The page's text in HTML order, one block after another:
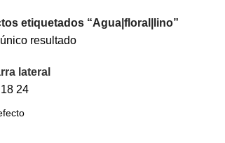
etiquetados “Agua|floral|lino”
resultado
lateral
18 24